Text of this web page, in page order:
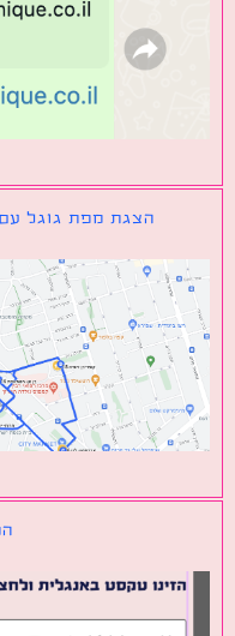
הצגת מפת גוגל עם
המרת